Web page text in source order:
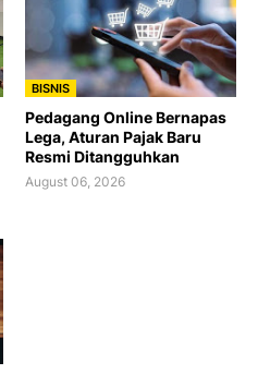
BISNIS
Pedagang Online Bernapas
Lega, Aturan Pajak Baru
Resmi Ditangguhkan
August 06, 2026